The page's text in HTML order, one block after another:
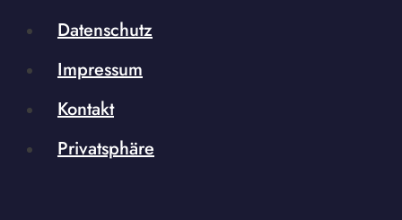
Datenschutz
Impressum
Kontakt
Privatsphäre